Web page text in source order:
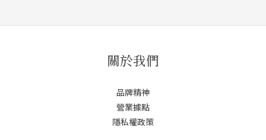
關於我們
品牌精神
營業據點
隱私權政策